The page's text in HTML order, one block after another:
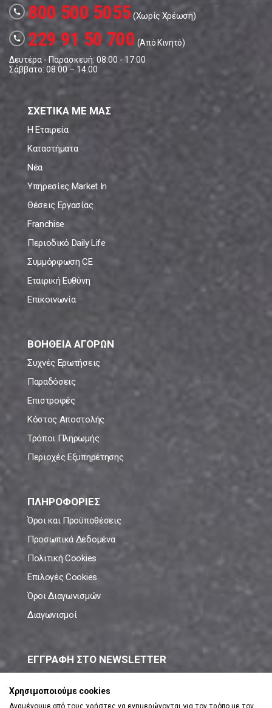
call 800 500 5055(Χωρίς Χρέωση)
call 229 91 50 700 (Από Κινητό)
Δευτέρα - Παρασκευή: 08:00 - 17:00
Σάββατο: 08:00 – 14:00
ΣΧΕΤΙΚΑ ΜΕ ΜΑΣ
Η Εταιρεία
Καταστήματα
Νέα
Υπηρεσίες Market In
Θέσεις Εργασίας
Franchise
Περιοδικό Daily Life
Συμμόρφωση CE
Εταιρική Ευθύνη
Επικοινωνία
ΒΟΗΘΕΙΑ ΑΓΟΡΩΝ
Συχνές Ερωτήσεις
Παραδόσεις
Επιστροφές
Κόστος Αποστολής
Τρόποι Πληρωμής
Περιοχές Εξυπηρέτησης
ΠΛΗΡΟΦΟΡΙΕΣ
Όροι και Προϋποθέσεις
Προσωπικά Δεδομένα
Πολιτική Cookies
Επιλογές Cookies
Όροι Διαγωνισμών
Διαγωνισμοί
ΕΓΓΡΑΦΗ ΣΤΟ NEWSLETTER
Χρησιμοποιούμε cookies
Αναμένουμε από τους χρήστες να ενημερώνονται για τον τρόπο με τον